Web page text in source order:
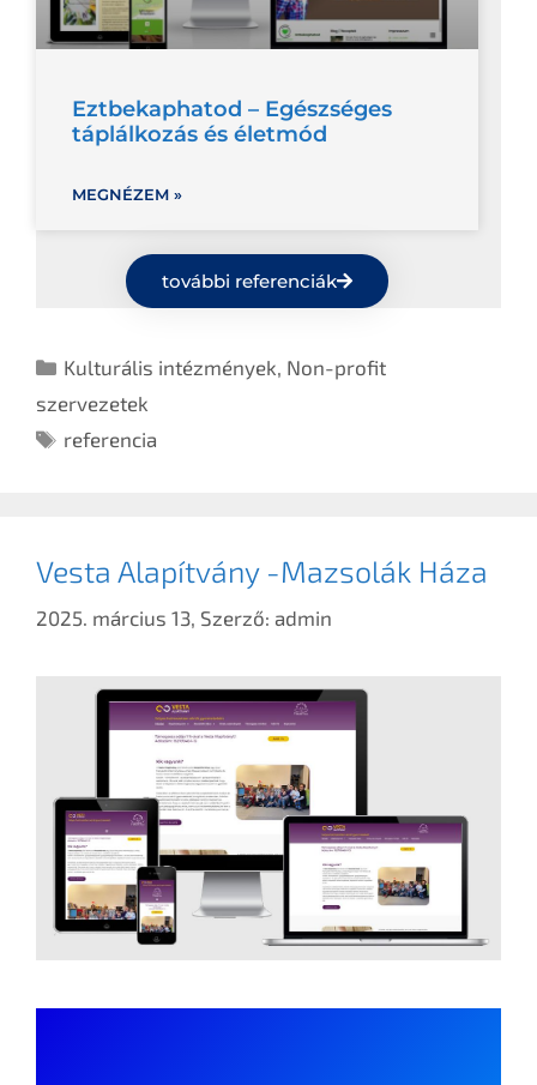
Eztbekaphatod – Egészséges
táplálkozás és életmód
MEGNÉZEM »
további referenciák
Kulturális intézmények, Non-profit
szervezetek
referencia
Vesta Alapítvány -Mazsolák Háza
2025. március 13, Szerző: admin